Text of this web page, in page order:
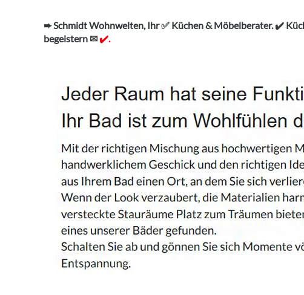
➨ Schmidt Wohnwelten, Ihr ✅ Küchen & Möbelberater. ✔️
begeistern ✉✔️.